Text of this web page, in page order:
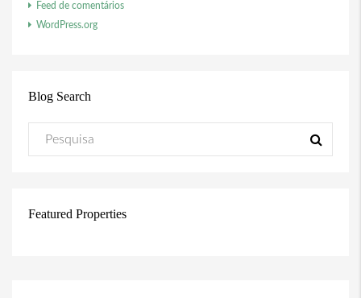
Feed de comentários
WordPress.org
Blog Search
Featured Properties